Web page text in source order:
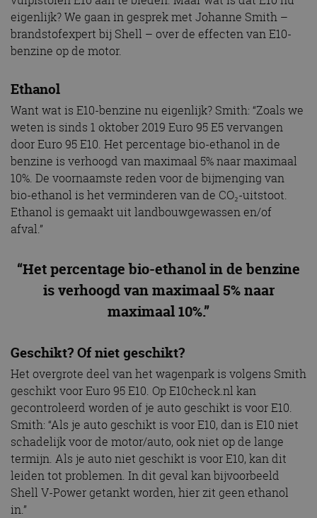
eigenlijk? We gaan in gesprek met Johanne Smith –
brandstofexpert bij Shell – over de effecten van E10-
benzine op de motor.
Ethanol
Want wat is E10-benzine nu eigenlijk? Smith: “Zoals we
weten is sinds 1 oktober 2019 Euro 95 E5 vervangen
door Euro 95 E10. Het percentage bio-ethanol in de
benzine is verhoogd van maximaal 5% naar maximaal
10%. De voornaamste reden voor de bijmenging van
bio-ethanol is het verminderen van de CO₂-uitstoot.
Ethanol is gemaakt uit landbouwgewassen en/of
afval.”
“Het percentage bio-ethanol in de benzine
is verhoogd van maximaal 5% naar
maximaal 10%.”
Geschikt? Of niet geschikt?
Het overgrote deel van het wagenpark is volgens Smith
geschikt voor Euro 95 E10. Op E10check.nl kan
gecontroleerd worden of je auto geschikt is voor E10.
Smith: “Als je auto geschikt is voor E10, dan is E10 niet
schadelijk voor de motor/auto, ook niet op de lange
termijn. Als je auto niet geschikt is voor E10, kan dit
leiden tot problemen. In dit geval kan bijvoorbeeld
Shell V-Power getankt worden, hier zit geen ethanol
in.”